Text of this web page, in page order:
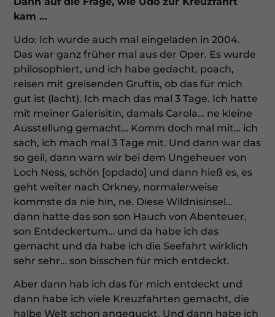
kam …
Udo: Ich wurde auch mal eingeladen in 2004.
Das war ganz früher mal aus der Oper. Es wurde
philosophiert, und ich habe gedacht, poach,
reisen mit greisenden Gruftis, ob das für mich
gut ist (lacht). Ich mach das mal 3 Tage. Ich hatte
mit meiner Galerisitin, damals Carola… ne kleine
Ausstellung gemacht… Komm doch mal mit… ich
sach, ich mach mal 3 Tage mit. Und dann war das
so geil, dann warn wir bei dem Ungeheuer von
Loch Ness, schön [opdado] und dann hieß es, es
geht weiter nach Orkney, normalerweise
kommste da nie hin, ne. Diese Wildnis­insel…
dann hatte das son son Hauch von Abenteuer,
son Entdeckertum… und da habe ich das
gemacht und da habe ich die Seefahrt wirklich
sehr sehr… son bisschen für mich entdeckt.
Aber dann hab ich das für mich entdeckt und
dann habe ich viele Kreuzfahrten gemacht, die
halbe Welt schon angeguckt. Und dann habe ich